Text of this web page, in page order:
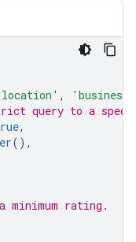
,
query to a
,
(),
minimum rating.